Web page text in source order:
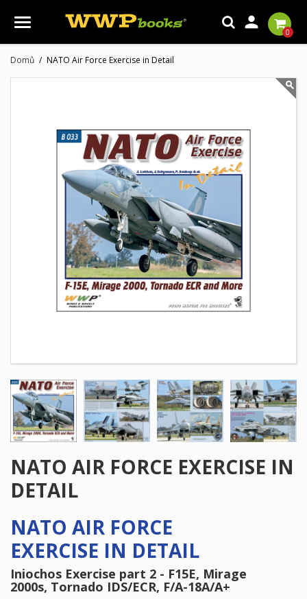

0
Domů NATO Air Force Exercise in Detail
NATO AIR FORCE EXERCISE IN
DETAIL
NATO AIR FORCE
EXERCISE IN DETAIL
Iniochos Exercise part 2 - F15E, Mirage
2000s, Tornado IDS/ECR, F/A-18A/A+